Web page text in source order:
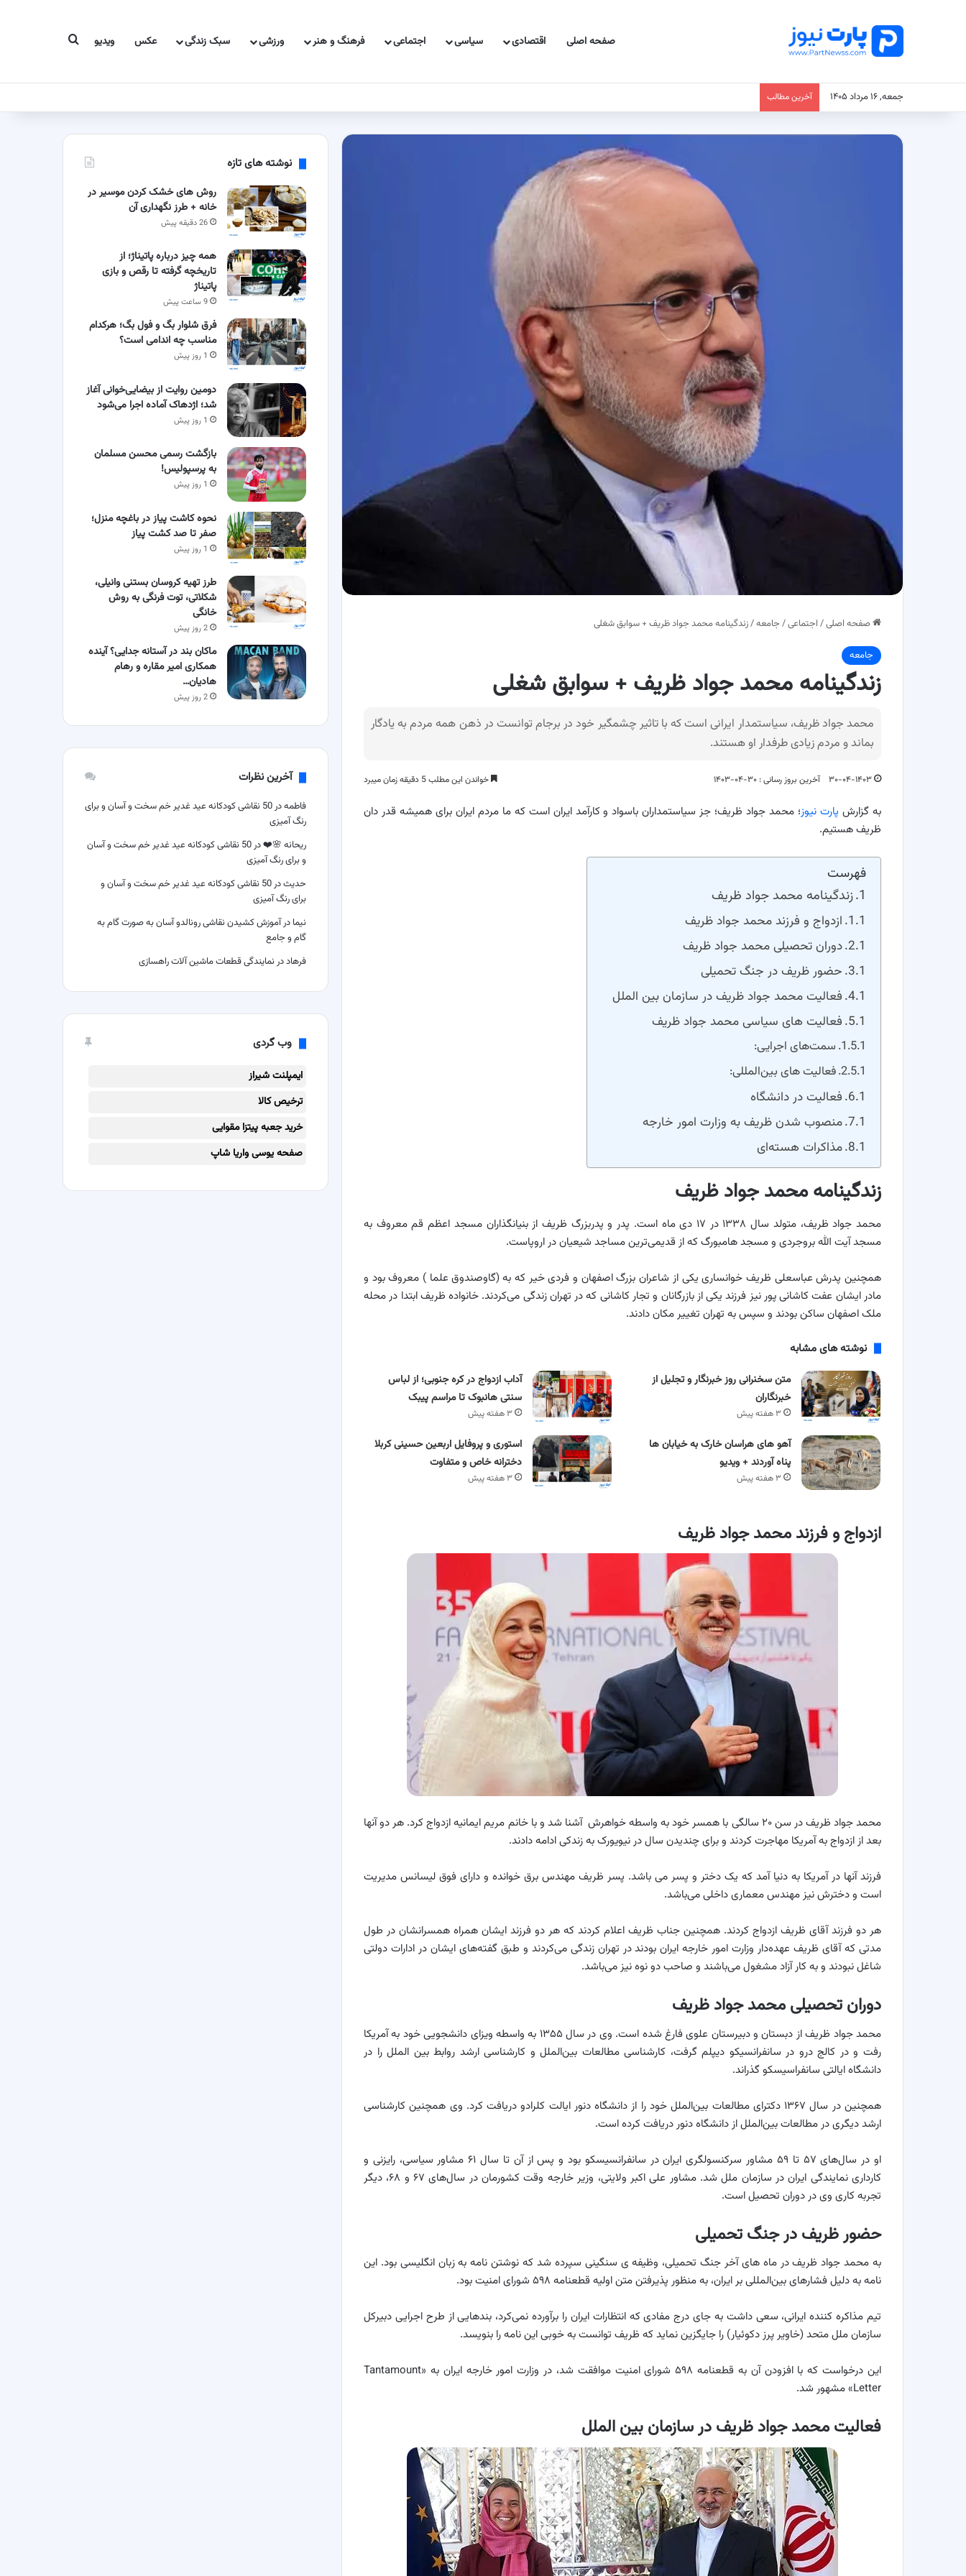
صفحه اصلی اقتصادی سیاسی اجتماعی فرهنگ و هنر ورزشی سبک زندگی عکس ویدیو جستجو برای
جمعه, ۱۶ مرداد ۱۴۰۵ آخرین مطالب
صفحه اصلی/ اجتماعی/ جامعه/زندگینامه محمد جواد ظریف + سوابق شغلی
جامعه
زندگینامه محمد جواد ظریف + سوابق شغلی
محمد جواد ظریف، سیاستمدار ایرانی است که با تاثیر چشمگیر خود در برجام توانست در ذهن همه مردم به یادگار
بماند و مردم زیادی طرفدار او هستند.
۳۰-۰۴-۱۴۰۳ آخرین بروز رسانی : ۳۰-۰۴-۱۴۰۳ خواندن این مطلب 5 دقیقه زمان میبرد
به گزارش پارت نیوز؛ محمد جواد ظریف؛ جز سیاستمداران باسواد و کارآمد ایران است که ما مردم ایران برای همیشه قدر دان
ظریف هستیم.
فهرست
زندگینامه محمد جواد ظریف
ازدواج و فرزند محمد جواد ظریف
دوران تحصیلی محمد جواد ظریف
حضور ظریف در جنگ تحمیلی
فعالیت محمد جواد ظریف در سازمان بین الملل
فعالیت های سیاسی محمد جواد ظریف
سمت‌های اجرایی:
فعالیت های بین‌المللی:
فعالیت در دانشگاه
منصوب شدن ظریف به وزارت امور خارجه
مذاکرات هسته‌ای
زندگینامه محمد جواد ظریف
محمد جواد ظریف، متولد سال ۱۳۳۸ در ۱۷ دی ماه است. پدر و پدربزرگ ظریف از بنیانگذاران مسجد اعظم قم معروف به
مسجد آیت الله بروجردی و مسجد هامبورگ که از قدیمی‌ترین مساجد شیعیان در اروپاست.
همچنین پدرش عباسعلی ظریف خوانساری یکی از شاعران بزرگ اصفهان و فردی خیر که به (گاوصندوق علما ) معروف بود و
مادر ایشان عفت کاشانی پور نیز فرزند یکی از بازرگانان و تجار کاشانی که در تهران زندگی می‌کردند. خانواده ظریف ابتدا در محله
ملک اصفهان ساکن بودند و سپس به تهران تغییر مکان دادند.
نوشته های مشابه
متن سخنرانی روز خبرنگار و تجلیل از
خبرنگاران
۳ هفته پیش
آداب ازدواج در کره جنوبی؛ از لباس
سنتی هانبوک تا مراسم پیبک
۳ هفته پیش
آهو های هراسان خارک به خیابان ها
پناه آوردند + ویدیو
۳ هفته پیش
استوری و پروفایل اربعین حسینی کربلا
دخترانه خاص و متفاوت
۳ هفته پیش
ازدواج و فرزند محمد جواد ظریف
محمد جواد ظریف در سن ۲۰ سالگی با همسر خود به واسطه خواهرش آشنا شد و با خانم مریم ایمانیه ازدواج کرد. هر دو آنها
بعد از ازدواج به آمریکا مهاجرت کردند و برای چندیدن سال در نیویورک به زندکی ادامه دادند.
فرزند آنها در آمریکا به دنیا آمد که یک دختر و پسر می باشد. پسر ظریف مهندس برق خوانده و دارای فوق لیسانس مدیریت
است و دخترش نیز مهندس معماری داخلی می‌باشد.
هر دو فرزند آقای ظریف ازدواج کردند. همچنین جناب ظریف اعلام کردند که هر دو فرزند ایشان همراه همسرانشان در طول
مدتی که آقای ظریف عهده‌دار وزارت امور خارجه ایران بودند در تهران زندگی می‌کردند و طبق گفته‌های ایشان در ادارات دولتی
شاغل نبودند و به کار آزاد مشغول می‌باشند و صاحب دو نوه نیز می‌باشد.
دوران تحصیلی محمد جواد ظریف
محمد جواد ظریف از دبستان و دبیرستان علوی فارغ شده است. وی در سال ۱۳۵۵ به واسطه ویزای دانشجویی خود به آمریکا
رفت و در کالج درو در سانفرانسیکو دیپلم گرفت، کارشناسی مطالعات بین‌الملل و کارشناسی ارشد روابط بین الملل را در
دانشگاه ایالتی سانفراسیسکو گذراند.
همچنین در سال ۱۳۶۷ دکترای مطالعات بین‌الملل خود را از دانشگاه دنور ایالت کلرادو دریافت کرد. وی همچنین کارشناسی
ارشد دیگری در مطالعات بین‌الملل از دانشگاه دنور دریافت کرده است.
او در سال‌های ۵۷ تا ۵۹ مشاور سرکنسولگری ایران در سانفرانسیسکو بود و پس از آن تا سال ۶۱ مشاور سیاسی، رایزنی و
کارداری نمایندگی ایران در سازمان ملل شد. مشاور علی اکبر ولایتی، وزیر خارجه وقت کشورمان در سال‌های ۶۷ و ۶۸، دیگر
تجربه کاری وی در دوران تحصیل است.
حضور ظریف در جنگ تحمیلی
به محمد جواد ظریف در ماه های آخر جنگ تحمیلی، وظیفه ی سنگینی سپرده شد که نوشتن نامه به زبان انگلیسی بود. این
نامه به دلیل فشار‌های بین‌المللی بر ایران، به منظور پذیرفتن متن اولیه قطعنامه ۵۹۸ شورای امنیت بود.
تیم مذاکره کننده ایرانی، سعی داشت به جای درج مفادی که انتظارات ایران را برآورده نمی‌کرد، بند‌هایی از طرح اجرایی دبیرکل
سازمان ملل متحد (خاویر پرز دکوئیار) را جایگزین نماید که ظریف توانست به خوبی این نامه را بنویسد.
این درخواست که با افزودن آن به قطعنامه ۵۹۸ شورای امنیت موافقت شد، در وزارت امور خارجه ایران به «Tantamount
Letter» مشهور شد.
فعالیت محمد جواد ظریف در سازمان بین الملل
نوشته های تازه
روش های خشک کردن موسیر در
خانه + طرز نگهداری آن
26 دقیقه پیش
همه چیز درباره پاتیناژ؛ از
تاریخچه گرفته تا رقص و بازی
پاتیناژ
9 ساعت پیش
فرق شلوار بگ و فول بگ؛ هرکدام
مناسب چه اندامی است؟
1 روز پیش
دومین روایت از بیضایی‌خوانی آغاز
شد؛ اژدهاک آماده اجرا می‌شود
1 روز پیش
بازگشت رسمی محسن مسلمان
به پرسپولیس!
1 روز پیش
نحوه کاشت پیاز در باغچه منزل؛
صفر تا صد کشت پیاز
1 روز پیش
طرز تهیه کروسان بستنی وانیلی،
شکلاتی، توت فرنگی به روش
خانگی
2 روز پیش
ماکان بند در آستانه جدایی؟ آینده
همکاری امیر مقاره و رهام
هادیان…
2 روز پیش
آخرین نظرات
فاطمهدر
50 نقاشی کودکانه عید غدیر خم سخت و آسان و برای
رنگ آمیزی
ریحانه 🌸❤️در
50 نقاشی کودکانه عید غدیر خم سخت و آسان
و برای رنگ آمیزی
حدیثدر
50 نقاشی کودکانه عید غدیر خم سخت و آسان و
برای رنگ آمیزی
نیما درآموزش کشیدن نقاشی رونالدو آسان به صورت گام به
گام و جامع
فرهاددر نمایندگی قطعات ماشین آلات راهسازی
وب گردی
ایمپلنت شیراز
ترخیص کالا
خرید جعبه پیتزا مقوایی
صفحه یوسی واریا شاپ